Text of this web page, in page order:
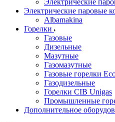
Электрические
Электрические паровые
Albamakina
Горелки
Газовые
Дизельные
Мазутные
Газомазутные
Газовые горелки
Газодизельные
Горелки CIB Unigas
Промышленные
Дополнительное